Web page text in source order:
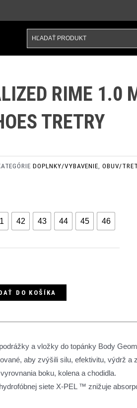
HĽADAŤ
PRODUKT
RIME 1.0
TRETRY
DOPLNKY/VYBAVENIE OBUV/
42 43 44 45 46
DO KOŠÍKA
a vložky do topánky Body
aby zvýšili silu, efektivitu, výdrž a
boku, kolena a chodidla.
siete X-PEL ™ znižuje